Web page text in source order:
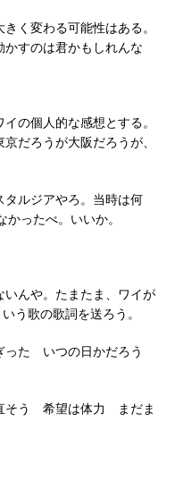
く変わる可能性はある。
すのは君かもしれんな
の個人的な感想とする。
だろうが大阪だろうが、
ルジアやろ。当時は何
ったべ。いいか。
んや。たまたま、ワイが
う歌の歌詞を送ろう。
った いつの日かだろう
そう 希望は体力 まだま